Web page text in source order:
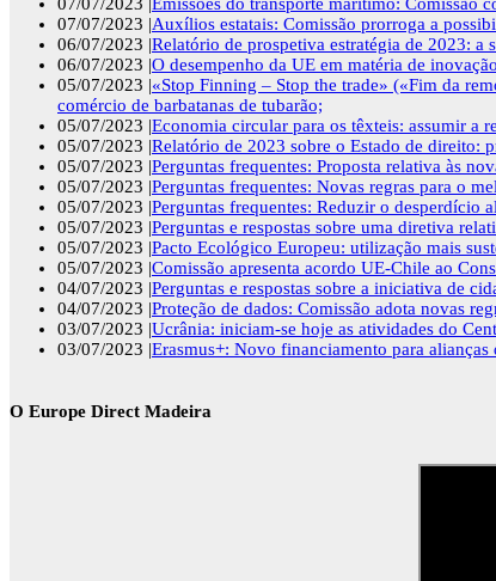
07/07/2023 |Auxílios estatais: Comissão prorroga a
06/07/2023 |Relatório de prospetiva estratégia de 2023: a
06/07/2023 |O desempenho da UE em matéria de
05/07/2023 |«Stop Finning – Stop the trade» («Fim da
comércio de barbatanas de tubarão;
05/07/2023 |Economia circular para os têxteis: assumir a
05/07/2023 |Relatório de 2023 sobre o Estado de direito:
05/07/2023 |Perguntas frequentes: Proposta relativa às
05/07/2023 |Perguntas frequentes: Novas regras para o
05/07/2023 |Perguntas frequentes: Reduzir o desperdício
05/07/2023 |Perguntas e respostas sobre uma diretiva
05/07/2023 |Pacto Ecológico Europeu: utilização mais
05/07/2023 |Comissão apresenta acordo UE-Chile ao
04/07/2023 |Perguntas e respostas sobre a iniciativa de
04/07/2023 |Proteção de dados: Comissão adota novas
03/07/2023 |Ucrânia: iniciam-se hoje as atividades do
03/07/2023 |Erasmus+: Novo financiamento para
O Europe Direct Madeira